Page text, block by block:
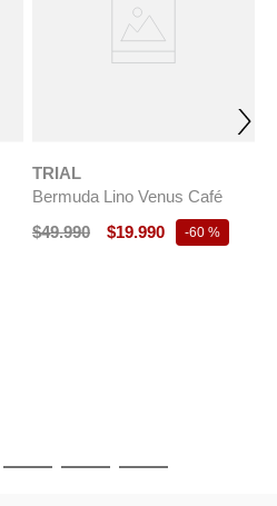
TRIAL
Bermuda Lino Venus Café
$49.990 $19.990 -60 %